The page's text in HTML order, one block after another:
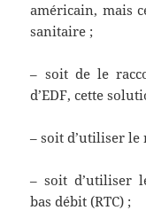
américain, mais
sanitaire ;
– soit de le
d’EDF, cette
– soit d’utiliser le
– soit d’utiliser
bas débit (RTC) ;